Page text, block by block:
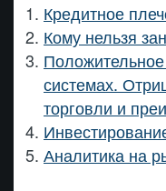
Кредитное
Кому нельзя
системах.
торговли и
Аналитика на